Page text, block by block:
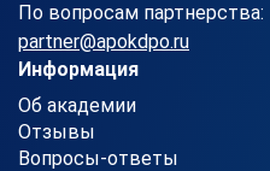
По вопросам партнерства:
partner@apokdpo.ru
Информация
Об академии
Отзывы
Вопросы-ответы